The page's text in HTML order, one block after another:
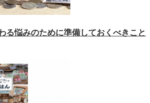
る悩みのために準備しておくべきこと